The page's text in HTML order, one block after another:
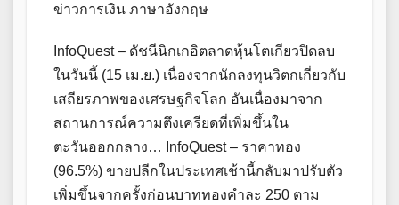
ข่าวการเงิน ภาษาอังกฤษ
InfoQuest – ดัชนีนิกเกอิตลาดหุ้นโตเกียวปิดลบ
ในวันนี้ (15 เม.ย.) เนื่องจากนักลงทุนวิตกเกี่ยวกับ
เสถียรภาพของเศรษฐกิจโลก อันเนื่องมาจาก
สถานการณ์ความตึงเครียดที่เพิ่มขึ้นใน
ตะวันออกกลาง… InfoQuest – ราคาทอง
(96.5%) ขายปลีกในประเทศเช้านี้กลับมาปรับตัว
เพิ่มขึ้นจากครั้งก่อนบาททองคำละ 250 ตาม